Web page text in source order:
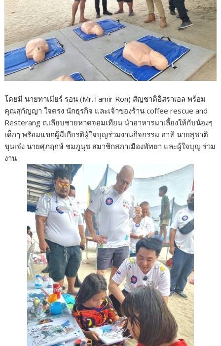
โดยมี นายทาเมียร์ รอน (Mr.Tamir Ron) สัญชาติอิสราเอล พร้อม
คุณสุกัญญา ใจตรง นักธุรกิจ และเจ้าของร้าน coffee rescue and
Resterang ถ.เลียบชายหาดจอมเทียน นำอาหารมาเลี้ยงให้กับน้องๆ
เด็กๆ พรัอมแขกผู้มีเกียรติผู้ใจบุญร่วมงานกิจกรรม อาทิ นายสุชาติ
ขุนเจ๋ง นายศุภฤกษ์ ชมภูนุช สมาชิกสภาเมืองพัทยา และผู้ใจบุญ ร่วม
งาน